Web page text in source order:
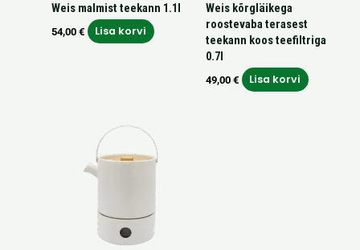
Weis malmist teekann 1.1l
54,00 € Lisa korvi
Weis kõrgläikega
roostevaba terasest
teekann koos teefiltriga
0.7l
49,00 € Lisa korvi